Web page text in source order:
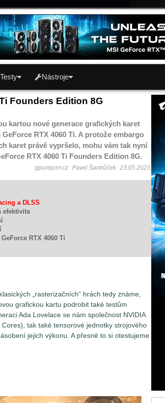
Testy Nástroje
Founders Edition 8G
kartou nové generace grafických karet
RTX 4060 Ti. A protože embargo
karet právě vypršelo, mohu vám tak nyní
RTX 4060 Ti Founders Edition 8G.
gpureport.cz Pavel Šantrůček 23.05.2023
a DLSS
efektivita
RTX 4060 Ti
„rasterizačních“ hrách tedy známe,
grafickou kartu podrobit také testům
Ada Lovelace se nám společnost NVIDIA
tak také tensorové jednotky strojového
jejich výkonu. A přesně to si otestujeme